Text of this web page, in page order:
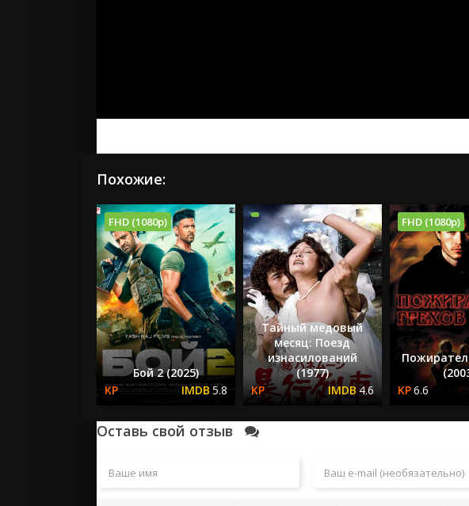
Похожие:
FHD (1080p)
Бой 2 (2025)
5.8
Тайный медовый
месяц: Поезд
изнасилований
(1977)
4.6
FHD (1080p)
6.6
Оставь свой отзыв